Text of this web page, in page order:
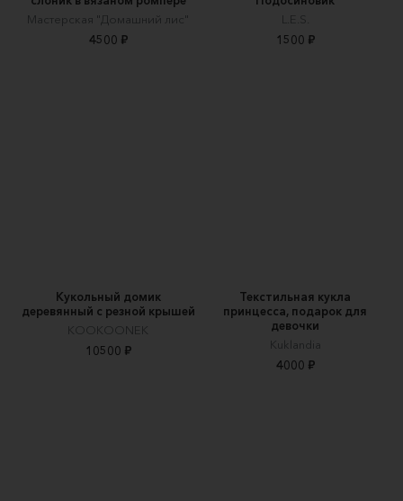
Мастерская "Домашний лис"
4500 ₽
L.E.S.
1500 ₽
Кукольный домик
деревянный с резной крышей
KOOKOONEK
10500 ₽
Текстильная кукла
принцесса, подарок для
девочки
Kuklandia
4000 ₽